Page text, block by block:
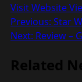
Visit Website
Post
Previous: Star
Next: Review –
Related